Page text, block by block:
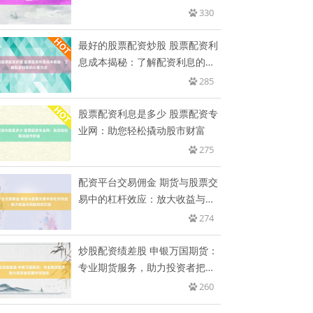
330
最好的股票配资炒股 股票配资利
息成本揭秘：了解配资利息的计
285
股票配资利息是多少 股票配资专
业网：助您轻松撬动股市财富
275
配资平台交易佣金 期货与股票交
易中的杠杆效应：放大收益与风
274
炒股配资绩差股 申银万国期货：
专业期货服务，助力投资者把握
260